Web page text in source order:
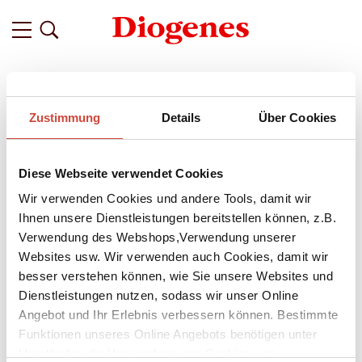
Zustimmung Details Über Cookies
Diese Webseite verwendet Cookies
Wir verwenden Cookies und andere Tools, damit wir
Ihnen unsere Dienstleistungen bereitstellen können, z.B.
Verwendung des Webshops,Verwendung unserer
Websites usw. Wir verwenden auch Cookies, damit wir
besser verstehen können, wie Sie unsere Websites und
Dienstleistungen nutzen, sodass wir unser Online
Angebot und Ihr Erlebnis verbessern können. Bestimmte
Funktionen unseres Online Angebots benötigen unter
Related Featured
vor 3 Jahren
Graphic Novel »Kein Kuss für
Mutter« – Bericht aus der
Handlettering-Werkstatt
Seit diesem Frühjahr gibt es den beliebten
KinderbuchklassikerKein Kuss für Mutterüber den
anarchischen Katzenflegel Toby Tatze auch als Graphic
Novel. Es ist eine Hommage des großen französischen Comic-
Tomi Ungerer
, der Autor des